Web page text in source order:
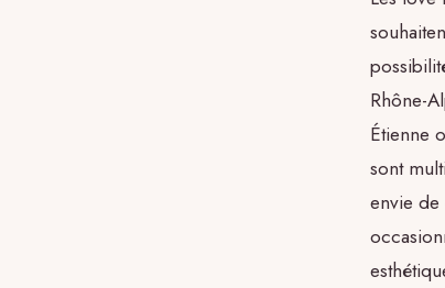
Rhône-
Étienne
sont
envie de